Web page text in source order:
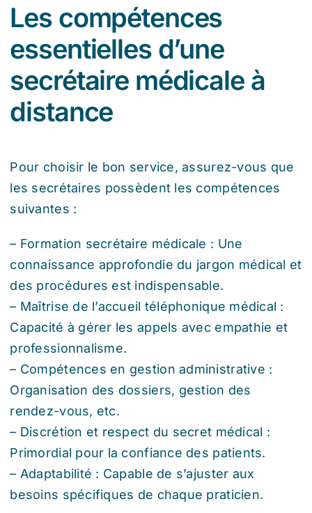
Les compétences
essentielles d’une
secrétaire médicale à
distance
Pour choisir le bon service, assurez-vous que
les secrétaires possèdent les compétences
suivantes :
– Formation secrétaire médicale : Une
connaissance approfondie du jargon médical et
des procédures est indispensable.
– Maîtrise de l’accueil téléphonique médical :
Capacité à gérer les appels avec empathie et
professionnalisme.
– Compétences en gestion administrative :
Organisation des dossiers, gestion des
rendez-vous, etc.
– Discrétion et respect du secret médical :
Primordial pour la confiance des patients.
– Adaptabilité : Capable de s’ajuster aux
besoins spécifiques de chaque praticien.